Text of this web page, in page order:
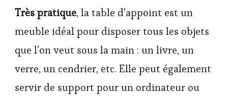
Très pratique, la table d’appoint est un
meuble idéal pour disposer tous les objets
que l’on veut sous la main : un livre, un
verre, un cendrier, etc. Elle peut également
servir de support pour un ordinateur ou